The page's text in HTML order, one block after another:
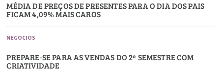
MÉDIA DE PREÇOS DE PRESENTES PARA O DIA DOS PAIS
FICAM 4,09% MAIS CAROS
NEGÓCIOS
PREPARE-SE PARA AS VENDAS DO 2º SEMESTRE COM
CRIATIVIDADE